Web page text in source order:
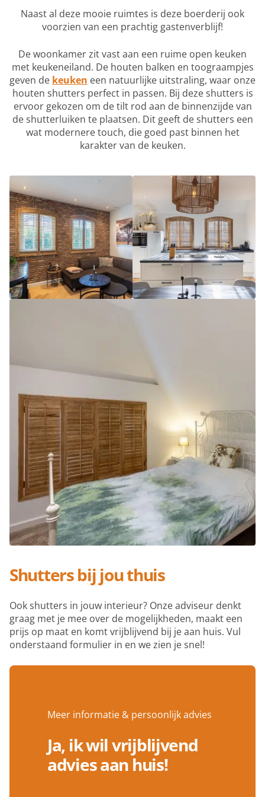
Naast al deze mooie ruimtes is deze boerderij ook
voorzien van een prachtig gastenverblijf!
De woonkamer zit vast aan een ruime open keuken
met keukeneiland. De houten balken en toograampjes
geven de keuken een natuurlijke uitstraling, waar onze
houten shutters perfect in passen. Bij deze shutters is
ervoor gekozen om de tilt rod aan de binnenzijde van
de shutterluiken te plaatsen. Dit geeft de shutters een
wat modernere touch, die goed past binnen het
karakter van de keuken.
Shutters bij jou thuis
Ook shutters in jouw interieur? Onze adviseur denkt
graag met je mee over de mogelijkheden, maakt een
prijs op maat en komt vrijblijvend bij je aan huis. Vul
onderstaand formulier in en we zien je snel!
Meer informatie & persoonlijk advies
Ja, ik wil vrijblijvend
advies aan huis!